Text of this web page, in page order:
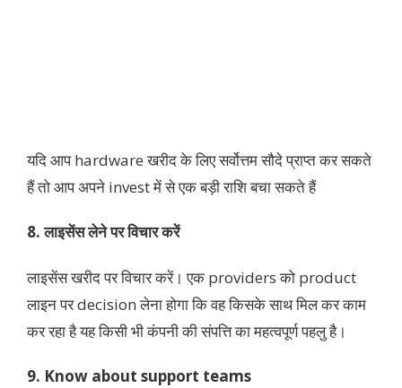
यदि आप hardware खरीद के लिए सर्वोत्तम सौदे प्राप्त कर सकते
हैं तो आप अपने invest में से एक बड़ी राशि बचा सकते हैं
8. लाइसेंस लेने पर विचार करें
लाइसेंस खरीद पर विचार करें। एक providers को product
लाइन पर decision लेना होगा कि वह किसके साथ मिल कर काम
कर रहा है यह किसी भी कंपनी की संपत्ति का महत्वपूर्ण पहलु है।
9. Know about support teams